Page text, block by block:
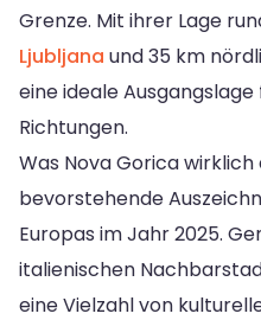
Grenze. Mit ihrer Lage
Ljubljana und 35 km
eine ideale Ausgangslage
Richtungen.
Was Nova Gorica
bevorstehende
Europas im Jahr 2025.
italienischen
eine Vielzahl von